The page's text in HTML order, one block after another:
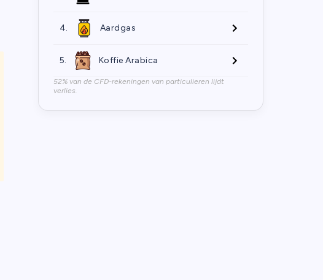
4. Aardgas
5. Koffie Arabica
52% van de CFD-rekeningen van particulieren lijdt
verlies.